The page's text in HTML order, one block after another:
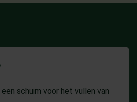
schuim voor het vullen van